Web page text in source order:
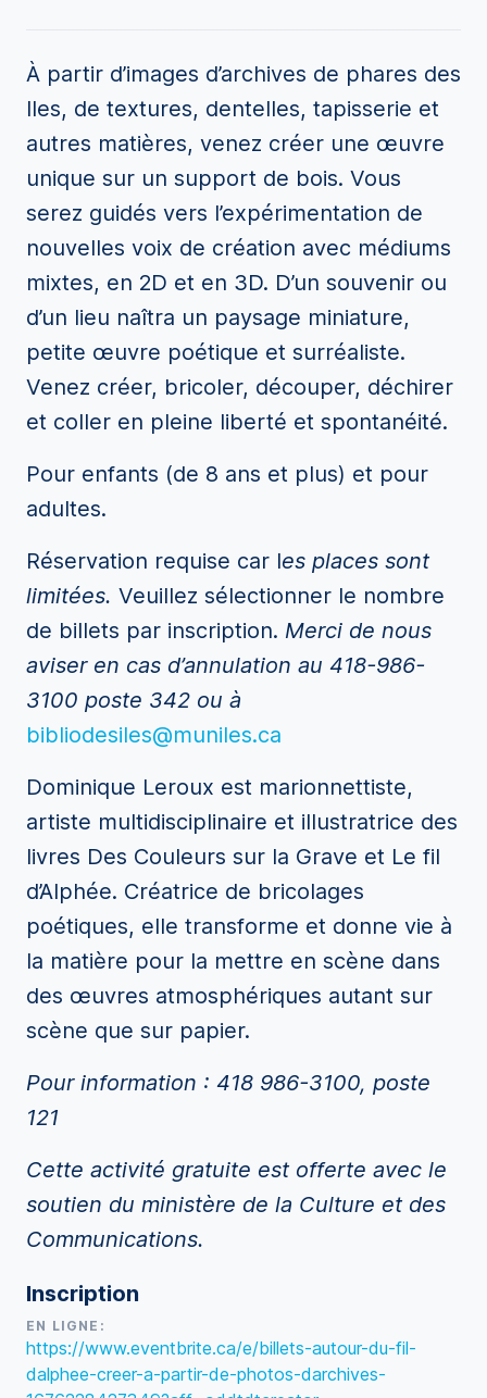
À partir d’images d’archives de phares des
Iles, de textures, dentelles, tapisserie et
autres matières, venez créer une œuvre
unique sur un support de bois. Vous
serez guidés vers l’expérimentation de
nouvelles voix de création avec médiums
mixtes, en 2D et en 3D. D’un souvenir ou
d’un lieu naîtra un paysage miniature,
petite œuvre poétique et surréaliste.
Venez créer, bricoler, découper, déchirer
et coller en pleine liberté et spontanéité.
Pour enfants (de 8 ans et plus) et pour
adultes.
Réservation requise car les places sont
limitées. Veuillez sélectionner le nombre
de billets par inscription. Merci de nous
aviser en cas d’annulation au 418-986-
3100 poste 342 ou à
bibliodesiles@muniles.ca
Dominique Leroux est marionnettiste,
artiste multidisciplinaire et illustratrice des
livres Des Couleurs sur la Grave et Le fil
d’Alphée. Créatrice de bricolages
poétiques, elle transforme et donne vie à
la matière pour la mettre en scène dans
des œuvres atmosphériques autant sur
scène que sur papier.
Pour information : 418 986-3100, poste
121
Cette activité gratuite est offerte avec le
soutien du ministère de la Culture et des
Communications.
Inscription
EN LIGNE:
https://www.eventbrite.ca/e/billets-autour-du-fil-
dalphee-creer-a-partir-de-photos-darchives-